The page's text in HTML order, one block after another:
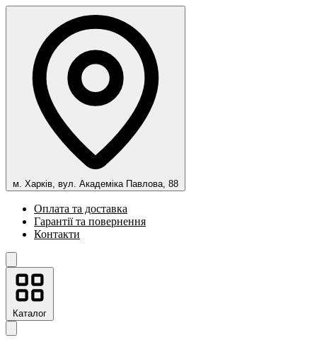
м. Харків, вул. Академіка Павлова, 88
Оплата та доставка
Гарантії та повернення
Контакти
Каталог